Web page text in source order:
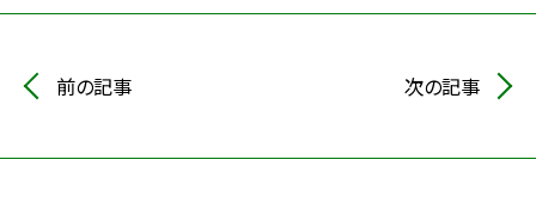
前の記事 次の記事